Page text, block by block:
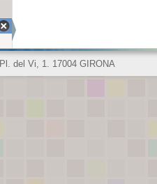
Pl. del Vi, 1. 17004 GIRONA